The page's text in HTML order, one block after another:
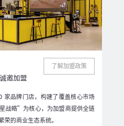
邀加盟
了解加盟政策
家品牌门店，构建了覆盖核心市场
战略”为核心，为加盟商提供全链
荣的商业生态系统。